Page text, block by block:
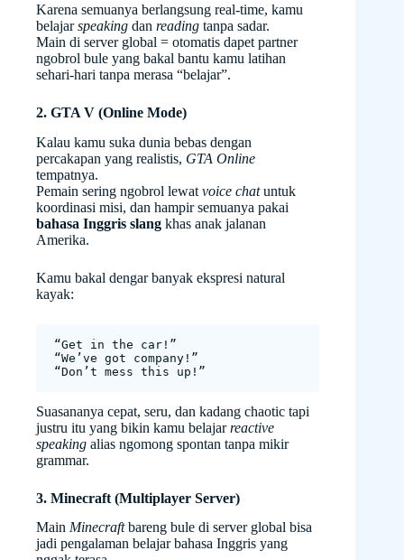
Karena semuanya berlangsung real-time, kamu
belajarspeaking dan reading tanpa sadar.
Main di server global = otomatis dapet partner
ngobrol bule yang bakal bantu kamu latihan
sehari-hari tanpa merasa “belajar”.
2. GTA V (Online Mode)
Kalau kamu suka dunia bebas dengan
percakapan yang realistis, GTA Online
tempatnya.
Pemain sering ngobrol lewat voice chatuntuk
koordinasi misi, dan hampir semuanya pakai
bahasa Inggris slang khas anak jalanan
Amerika.
Kamu bakal dengar banyak ekspresi natural
kayak:
“Get in the car!”
“We’ve got company!”
“Don’t mess this up!”
Suasananya cepat, seru, dan kadang chaotic tapi
justru itu yang bikin kamu belajarreactive
speaking alias ngomong spontan tanpa mikir
grammar.
3. Minecraft (Multiplayer Server)
Main Minecraftbareng bule di server global bisa
jadi pengalaman belajar bahasa Inggris yang